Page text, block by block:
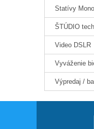
Statívy
ŠTÚDIO
Video DSLR
Vyváženie
Výpredaj /